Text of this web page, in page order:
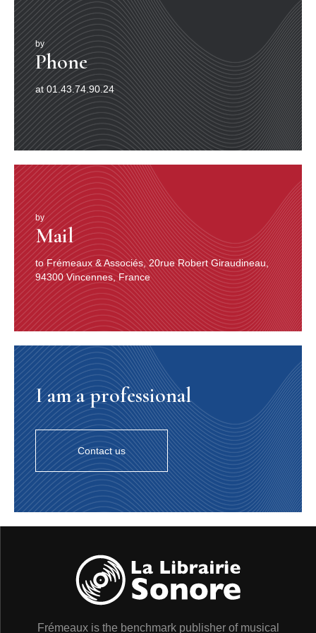
THE BRITTANY HEATHLAND
10. Datford Warbler’s song with the sea in the
background 49’51”
11. A group of Herring Gulls against the swell 51’55”
12. Cries of Shags and Kittiwakes on their nests, then
the sounds of a strong swell. End of the CD 54’56”
COASTAL WALKS
1. THE “PAYS DE CAUX” CLIFFS
Next to the sea, along the tide-line, waves finish their
race across the shingle ; gulls protest loudly as their
circle along the cliffs, relishing this turmoil. We then go
to an inland part of La Valleuse, to a grassy slope with
isolated bushes. It’s home to Whitethroats, Linnets,
Wrens and Chiffchaffs that, along with a distant skylark,
add their clear notes to the maritime atmosphere. Higher
up at the back of La Valleuse is a mixed beech-grove
which serves as a roost for Jackdaws and a few Rooks,
and from just beneath us on the plain, come the noises
of a farm. The calls of the Jackdaws cover the distant
sound of the sea. From above we discover the dizzy
heights of the cliffs dropping more than 300 feets shear
to the sea. A few Great Black-backed Gulls meet us with
their deep raucous cries. A kittiwake colony is installed
at the back of a small cove and we catch their plaintive
calls mixed with the sound of waves breaking against
the cliff. A strong and wild atmosphere within a
grandiose landscape.
2. THE “BAIE DE SOMME”
A world where sea, silt and sand are intimately mixed. A
flat country that we discover from the top of a dune only
a few tens of feet high. There reigns here a very unique
atmosphere of sounds of a habitat of ill-defined and
changing limits, where at the same time come the calls
of esturine birds as well as those from field and
from the top of an observation dune with, on one side,
an unseen sea perseavable only on the horizon, on the
other side, an undecided land of marshes, then bushes,
and finally far off forest.
A long heavy swell has built up during the night. It’s
by
Phone
at 01.43.74.90.24
by
Mail
to Frémeaux & Associés, 20rue Robert Giraudineau,
94300 Vincennes, France
I am a professional
Contact us
Frémeaux is the benchmark publisher of musical